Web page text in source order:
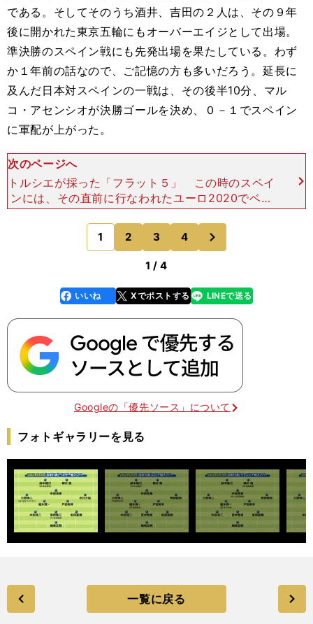
である。そしてそのうち酒井、吉田の２人は、その９年
後に開かれた東京五輪にもオーバーエイジとして出場。
準決勝のスペイン戦にも先発出場を果たしている。わず
か１年前の話なので、ご記憶の方も多いだろう。延長に
及んだ日本対スペインの一戦は、その後半10分、マル
コ・アセンシオが決勝ゴールを決め、０－１でスペイン
に軍配が上がった。
次のページへ
トルシエが採った「フラット５」 この時のスペイ
ンには、その直前に行なわれたユーロ2020でベス
ト４入りしたＡ代表のメンバーが６人（ウナイ・シ
モン、パウ・トーレス、ダニ・オルモ、エリック・
ガルシア、ペ
1 2 3 4
のページへ
1 / 4
faceboo
k
いいね Xでポストする
line LINEで送る
Googleの「優先ソース」について
フォトギャラリーを見る
一覧に戻る